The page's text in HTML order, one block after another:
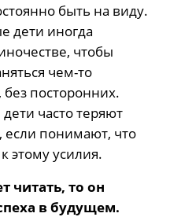
быть на виду.
дети иногда
чтобы
чем-то
посторонних.
часто теряют
если понимают, что
этому усилия.
читать, то он
в будущем.